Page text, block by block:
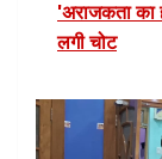
'अराजकता का
लगी चोट